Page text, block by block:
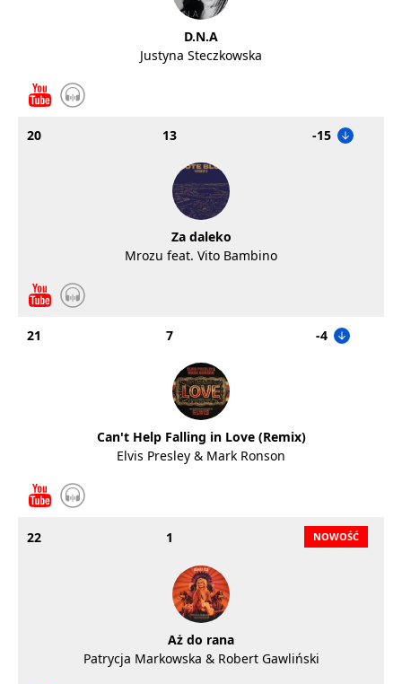
D.N.A
Justyna Steczkowska
20 13 -15
Za daleko
Mrozu feat. Vito Bambino
21 7 -4
Can't Help Falling in Love (Remix)
Elvis Presley & Mark Ronson
22 1
Aż do rana
Patrycja Markowska & Robert Gawliński